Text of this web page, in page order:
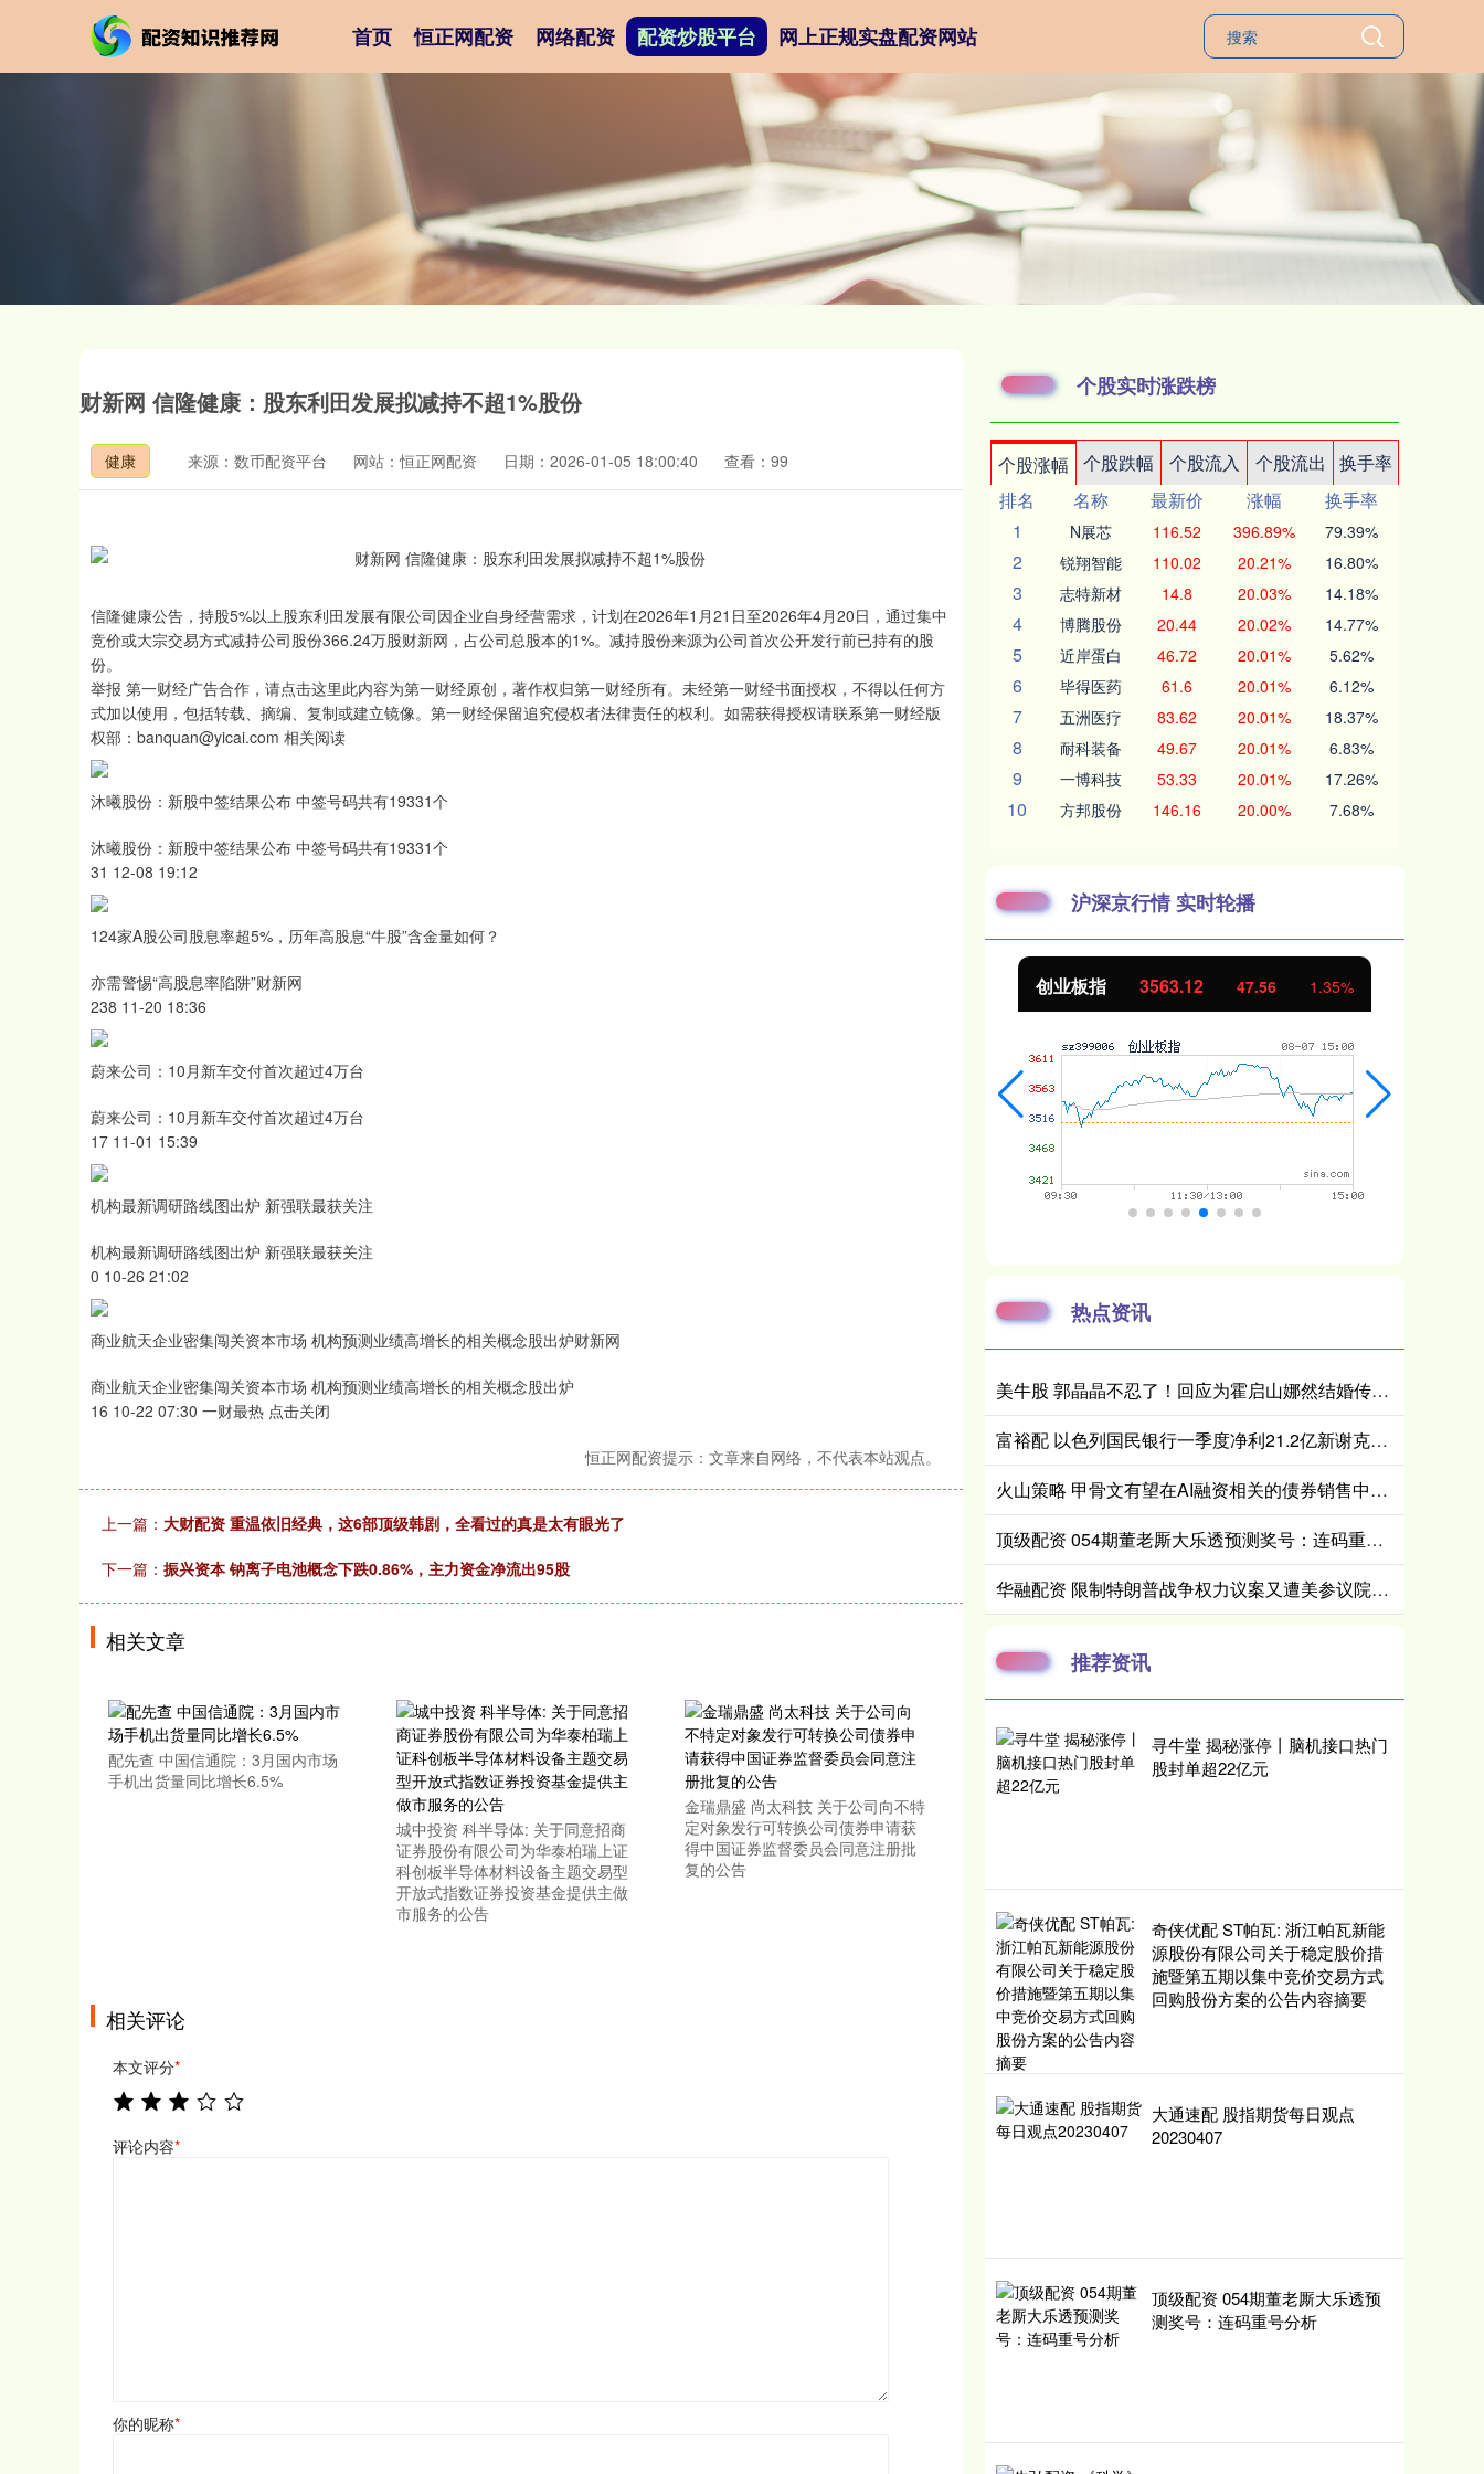
首页 恒正网配资 网络配资 配资炒股平台 网上正规实盘配资网站
财新网 信隆健康：股东利田发展拟减持不超1%股份
健康 来源：数币配资平台 网站：恒正网配资 日期：2026-01-05 18:00:40 查看：99
信隆健康公告，持股5%以上股东利田发展有限公司因企业自身经营需求，计划在2026年1月21日至2026年4月20日，通过集中
竞价或大宗交易方式减持公司股份366.24万股财新网，占公司总股本的1%。减持股份来源为公司首次公开发行前已持有的股
份。
举报 第一财经广告合作，请点击这里此内容为第一财经原创，著作权归第一财经所有。未经第一财经书面授权，不得以任何方
式加以使用，包括转载、摘编、复制或建立镜像。第一财经保留追究侵权者法律责任的权利。如需获得授权请联系第一财经版
权部：banquan@yicai.com 相关阅读
沐曦股份：新股中签结果公布 中签号码共有19331个
沐曦股份：新股中签结果公布 中签号码共有19331个
31 12-08 19:12
124家A股公司股息率超5%，历年高股息“牛股”含金量如何？
亦需警惕“高股息率陷阱”财新网
238 11-20 18:36
蔚来公司：10月新车交付首次超过4万台
蔚来公司：10月新车交付首次超过4万台
17 11-01 15:39
机构最新调研路线图出炉 新强联最获关注
机构最新调研路线图出炉 新强联最获关注
0 10-26 21:02
商业航天企业密集闯关资本市场 机构预测业绩高增长的相关概念股出炉财新网
商业航天企业密集闯关资本市场 机构预测业绩高增长的相关概念股出炉
16 10-22 07:30 一财最热 点击关闭
恒正网配资提示：文章来自网络，不代表本站观点。
上一篇： 大财配资 重温依旧经典，这6部顶级韩剧，全看过的真是太有眼光了
下一篇： 振兴资本 钠离子电池概念下跌0.86%，主力资金净流出95股
相关文章
配先查 中国信通院：3月国内市场
手机出货量同比增长6.5%
城中投资 科半导体: 关于同意招商
证券股份有限公司为华泰柏瑞上证
科创板半导体材料设备主题交易型
开放式指数证券投资基金提供主做
市服务的公告
金瑞鼎盛 尚太科技 关于公司向不特
定对象发行可转换公司债券申请获
得中国证券监督委员会同意注册批
复的公告
相关评论
本文评分*
评论内容*
你的昵称*
个股实时涨跌榜
个股涨幅 个股跌幅 个股流入 个股流出
换手率
排名
名称 最新价 涨幅
换手率
1
N展芯 116.52 396.89% 79.39%
2 锐翔智能 110.02 20.21% 16.80%
3 志特新材 14.8 20.03% 14.18%
4 博腾股份 20.44 20.02% 14.77%
5 近岸蛋白 46.72 20.01% 5.62%
6 毕得医药 61.6 20.01% 6.12%
7 五洲医疗 83.62 20.01% 18.37%
8 耐科装备 49.67 20.01% 6.83%
9 一博科技 53.33 20.01% 17.26%
10 方邦股份 146.16 20.00% 7.68%
沪深京行情 实时轮播
1.42% 沪深300 4694.44 创业板指 3563.12 47.56 1.35%
热点资讯
美牛股 郭晶晶不忍了！回应为霍启山娜然结婚传闻发声之事，我们都被骗了
富裕配 以色列国民银行一季度净利21.2亿新谢克尔，税率上升与降息拖累业绩
火山策略 甲骨文有望在AI融资相关的债券销售中募集250亿美元
顶级配资 054期董老厮大乐透预测奖号：连码重号分析
华融配资 限制特朗普战争权力议案又遭美参议院否决，民主党表示将“屡败屡战”
推荐资讯
寻牛堂 揭秘涨停丨脑机接口热门
股封单超22亿元
奇侠优配 ST帕瓦: 浙江帕瓦新能
源股份有限公司关于稳定股价措
施暨第五期以集中竞价交易方式
回购股份方案的公告内容摘要
大通速配 股指期货每日观点
20230407
顶级配资 054期董老厮大乐透预
测奖号：连码重号分析